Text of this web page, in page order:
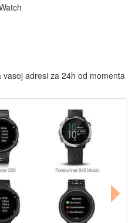
adresi za 24h od momenta